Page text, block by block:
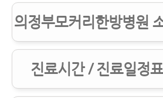
교통사고병원 잘 고
교통사고병원, 첫 병
의정부모커리한방병원
진료시간 / 진료일정표